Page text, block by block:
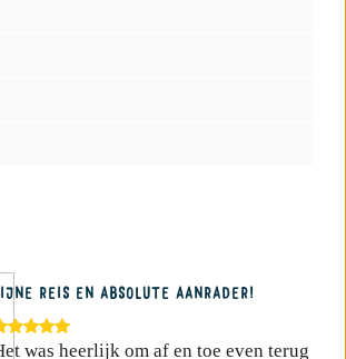
REIS EN ABSOLUTE AANRADER!
was heerlijk om af en toe even terug